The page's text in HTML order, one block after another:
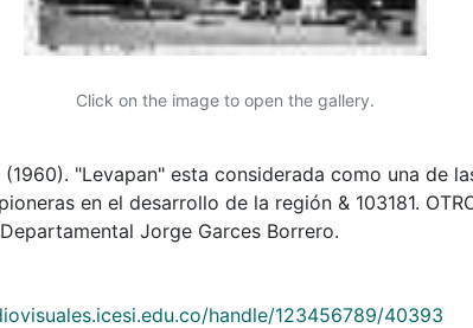
Click on the image to open the gallery.
(1960). "Levapan" esta considerada como una de
en el desarrollo de la región & 103181.
Jorge Garces Borrero.
handle/123456789/40393